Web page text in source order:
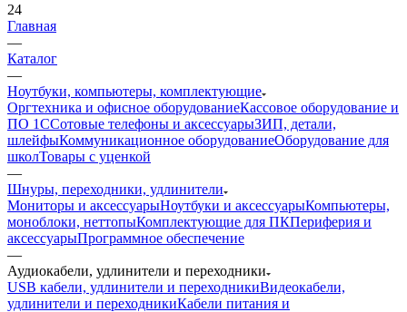
24
Главная
—
Каталог
—
Ноутбуки, компьютеры, комплектующие
Оргтехника и офисное оборудованиеКассовое оборудование и
ПО 1ССотовые телефоны и аксессуарыЗИП, детали,
шлейфыКоммуникационное оборудованиеОборудование для
школТовары с уценкой
—
Шнуры, переходники, удлинители
Мониторы и аксессуарыНоутбуки и аксессуарыКомпьютеры,
моноблоки, неттопыКомплектующие для ПКПериферия и
аксессуарыПрограммное обеспечение
—
Аудиокабели, удлинители и переходники
USB кабели, удлинители и переходникиВидеокабели,
удлинители и переходникиКабели питания и